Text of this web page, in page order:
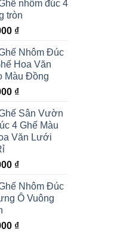
nhôm đúc 4
tròn
₫
Nhôm Đúc
Hoa Văn
Màu Đồng
₫
Sân Vườn
4 Ghế Màu
Văn Lưới
₫
Nhôm Đúc
Ô Vuông
₫